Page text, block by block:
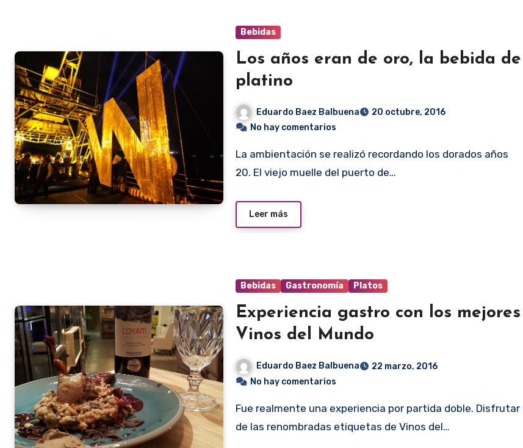
Bebidas
Los años eran de oro, la bebida de
platino
Eduardo Baez Balbuena
20 octubre, 2016
No hay comentarios
La ambientación se realizó recordando los dorados años
20. El viejo muelle del puerto de…
Leer más
Bebidas Gastronomía Platos
Experiencia gastro con los mejores
Vinos del Mundo
Eduardo Baez Balbuena
22 marzo, 2016
No hay comentarios
Fue realmente una experiencia por partida doble. Disfrutar
de las renombradas etiquetas de Vinos del…